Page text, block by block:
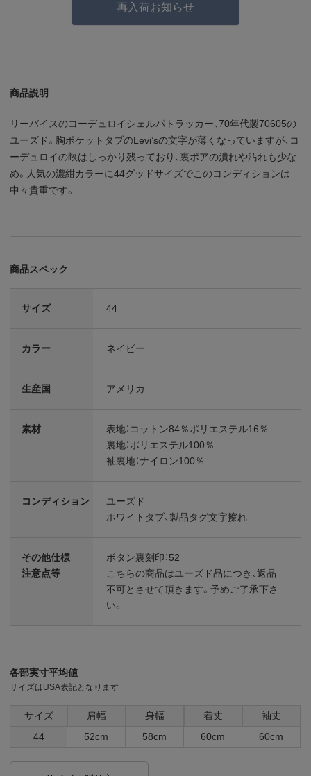
再入荷お知らせ
商品説明
リーバイスのコーデュロイシェルパトラッカー、70年代製70605の
ユーズド。胸ポケットタブのLevi’sの文字が薄くなっていますが、コ
ーデュロイの畝はしっかり残っており、裏ボアの潰れや汚れも少な
め。人気の濃紺カラーに44グッドサイズでこのコンディションは
中々貴重です。
商品スペック
サイズ 44
カラー ネイビー
生産国 アメリカ
素材
表地：コットン84％ポリエステル16％
裏地：ポリエステル100％
袖裏地：ナイロン100％
コンディション
ユーズド
ホワイトタブ、製品タグ文字擦れ
その他仕様
注意点等
ボタン裏刻印：52
こちらの商品はユーズド品につき、返品
不可とさせて頂きます。予めご了承下さ
い。
各部実寸平均値
サイズはUSA表記となります
サイズ 肩幅 身幅 着丈
袖丈
44
52cm 58cm 60cm 60cm